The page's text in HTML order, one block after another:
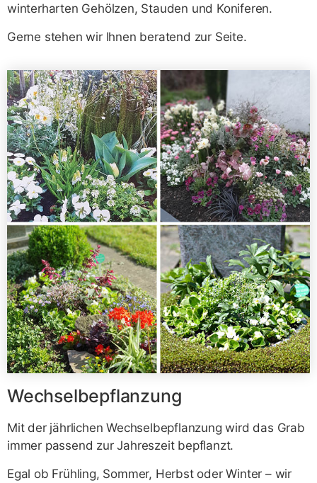
winterharten Gehölzen, Stauden und Koniferen.
Gerne stehen wir Ihnen beratend zur Seite.
Wechselbepflanzung
Mit der jährlichen Wechselbepflanzung wird das Grab
immer passend zur Jahreszeit bepflanzt.
Egal ob Frühling, Sommer, Herbst oder Winter – wir